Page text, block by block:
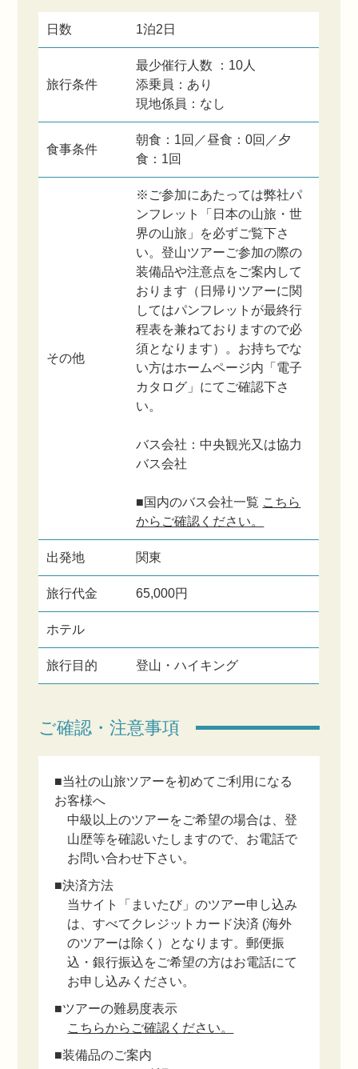
日数 1泊2日
旅行条件
最少催行人数 ：10人
添乗員：あり
現地係員：なし
食事条件
朝食：1回／昼食：0回／夕
食：1回
その他
※ご参加にあたっては弊社パ
ンフレット「日本の山旅・世
界の山旅」を必ずご覧下さ
い。登山ツアーご参加の際の
装備品や注意点をご案内して
おります（日帰りツアーに関
してはパンフレットが最終行
程表を兼ねておりますので必
須となります）。お持ちでな
い方はホームページ内「電子
カタログ」にてご確認下さ
い。
バス会社：中央観光又は協力
バス会社
■国内のバス会社一覧 こちら
からご確認ください。
出発地 関東
旅行代金 65,000円
ホテル
旅行目的 登山・ハイキング
ご確認・注意事項
■当社の山旅ツアーを初めてご利用になる
お客様へ
中級以上のツアーをご希望の場合は、登
山歴等を確認いたしますので、お電話で
お問い合わせ下さい。
■決済方法
当サイト「まいたび」のツアー申し込み
は、すべてクレジットカード決済 (海外
のツアーは除く）となります。郵便振
込・銀行振込をご希望の方はお電話にて
お申し込みください。
■ツアーの難易度表示
こちらからご確認ください。
■装備品のご案内